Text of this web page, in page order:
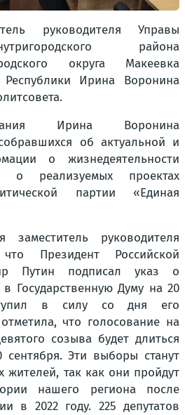
руководителя Управы
района
округа Макеевка
Ирина Воронина
Ирина Воронина
об актуальной и
о жизнедеятельности
о реализуемых проектах
партии «Единая
заместитель руководителя
Президент Российской
Путин подписал указ о
Государственную Думу на 20
в силу со дня его
что голосование на
созыва будет длиться
Эти выборы станут
так как они пройдут
нашего региона после
в 2022 году. 225 депутатов